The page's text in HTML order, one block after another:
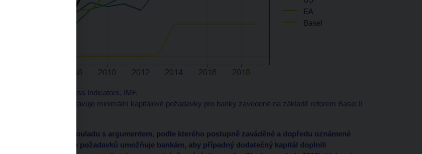
Zdroj: Financial Soundness Indicators, IMF.
Poznámka: Basel představuje minimální kapitálové požadavky pro banky zavedené na základě reforem Basel II
Naše výsledky jsou v souladu s argumentem, podle kterého postupně zaváděné a dopředu oznámené
zvyšování kapitálových požadavků umožňuje bankám, aby případný dodatečný kapitál doplnili